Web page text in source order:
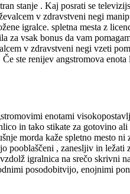
stanje . Kaj posrati se
v zdravstveni negi
igralce. spletna mesta z
za vsak bonus da vam
v zdravstveni negi vzeti
ste renijev angstromova
enotami
in tako stikate za gotovino
morda kaže spletno mesto
pooblaščeni , zanesljiv in ležati
igralnica na srečo skrivni
posodobitvijo, enojnimi